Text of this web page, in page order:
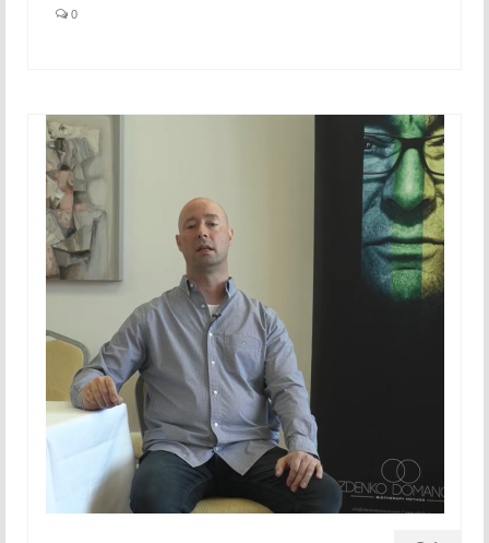
2016
Januar 2016
Februar 2016
Marec 2016
April 2016
Maj 2016
Junij 2016
Julij 2016
0